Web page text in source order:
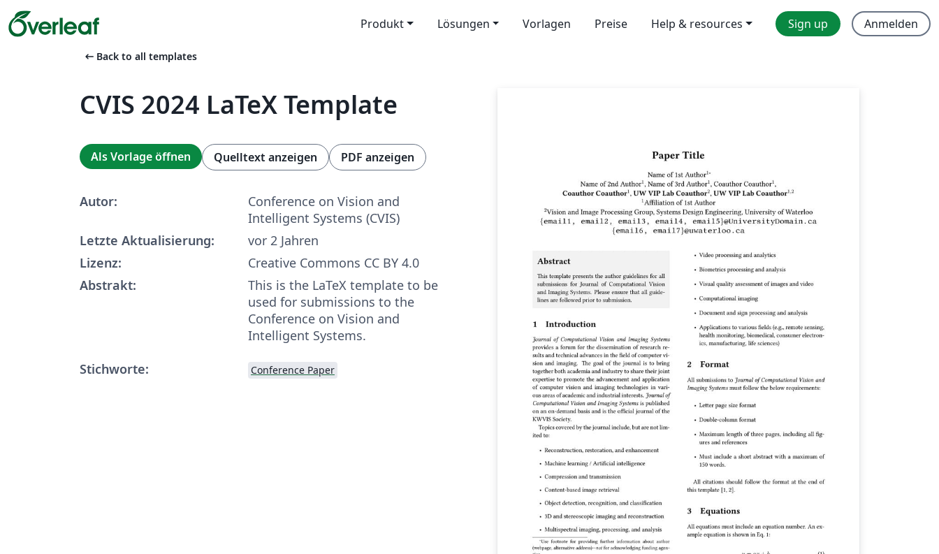
Produkt Lösungen Vorlagen Preise Help & resources Sign up Anmelden
arrow_left_alt Back to all templates
CVIS 2024 LaTeX Template
Als Vorlage öffnen Quelltext anzeigen PDF anzeigen
Autor:
Conference on Vision and
Intelligent Systems (CVIS)
Letzte Aktualisierung:
vor 2 Jahren
Lizenz:
Creative Commons CC BY 4.0
Abstrakt:
This is the LaTeX template to be
used for submissions to the
Conference on Vision and
Intelligent Systems.
Stichworte:
Conference Paper